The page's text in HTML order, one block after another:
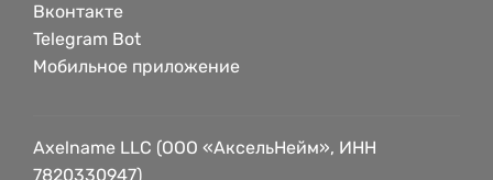
Вконтакте
Telegram Bot
Мобильное приложение
Axelname LLC (ООО «АксельНейм», ИНН
7820330947)